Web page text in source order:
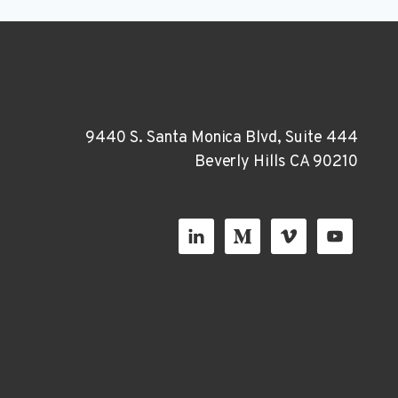
9440 S. Santa Monica Blvd, Suite 444
Beverly Hills CA 90210